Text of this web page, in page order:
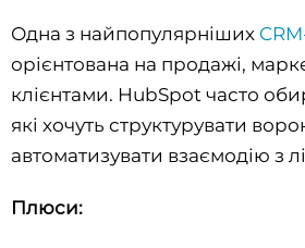
Одна з найпопулярніших
орієнтована на продажі,
клієнтами. HubSpot часто
які хочуть структурувати
автоматизувати взаємодію з
Плюси: